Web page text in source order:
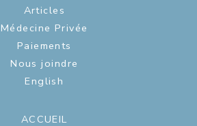
Articles
Médecine Privée
Paiements
Nous joindre
English
ACCUEIL